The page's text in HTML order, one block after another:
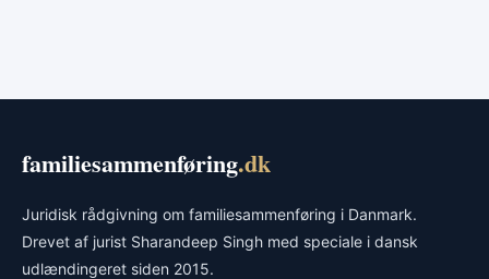
familiesammenføring.dk
Juridisk rådgivning om familiesammenføring i Danmark.
Drevet af jurist Sharandeep Singh med speciale i dansk
udlændingeret siden 2015.